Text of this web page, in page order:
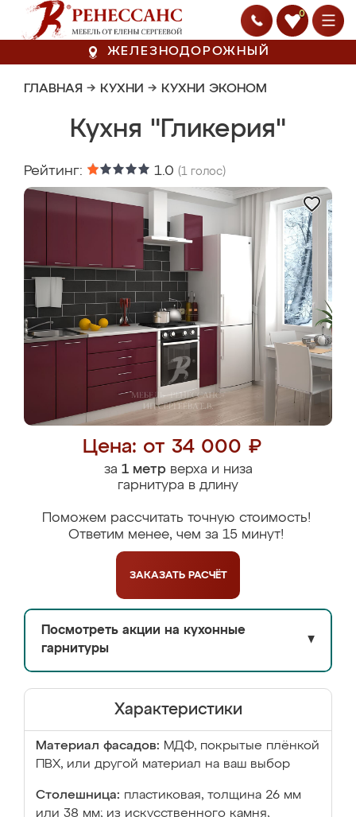
0
ЖЕЛЕЗНОДОРОЖНЫЙ
ГЛАВНАЯ → КУХНИ → КУХНИ ЭКОНОМ
Кухня "Гликерия"
Рейтинг: 1.0 (1 голос)
Цена: от 34 000 ₽
за 1 метрверха и низа
гарнитура в длину
Поможем рассчитать точную стоимость!
Ответим менее, чем за 15 минут!
ЗАКАЗАТЬ РАСЧЁТ
Посмотреть акции на кухонные
гарнитуры
▼
Характеристики
Материал фасадов: МДФ, покрытые плёнкой
ПВХ, или другой материал на ваш выбор
Столешница: пластиковая, толщина 26 мм
или 38 мм; из искусственного камня,